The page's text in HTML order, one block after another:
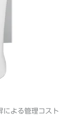
による管理コスト